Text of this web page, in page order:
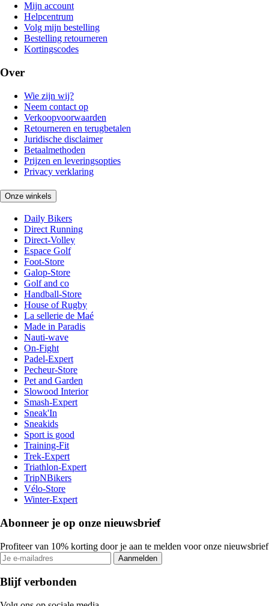
Mijn account
Helpcentrum
Volg mijn bestelling
Bestelling retourneren
Kortingscodes
Over
Wie zijn wij?
Neem contact op
Verkoopvoorwaarden
Retourneren en terugbetalen
Juridische disclaimer
Betaalmethoden
Prijzen en leveringsopties
Privacy verklaring
Onze winkels
Daily Bikers
Direct Running
Direct-Volley
Espace Golf
Foot-Store
Galop-Store
Golf and co
Handball-Store
House of Rugby
La sellerie de Maé
Made in Paradis
Nauti-wave
On-Fight
Padel-Expert
Pecheur-Store
Pet and Garden
Slowood Interior
Smash-Expert
Sneak'In
Sneakids
Sport is good
Training-Fit
Trek-Expert
Triathlon-Expert
TripNBikers
Vélo-Store
Winter-Expert
Abonneer je op onze nieuwsbrief
Profiteer van 10% korting door je aan te melden voor onze nieuwsbrief
Aanmelden
Blijf verbonden